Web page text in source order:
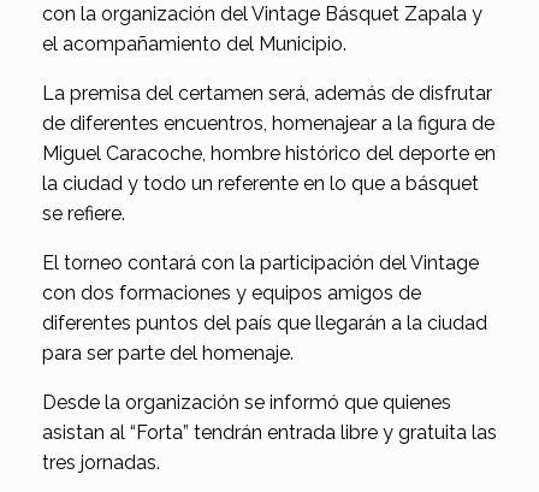
con la organización del Vintage Básquet Zapala y
el acompañamiento del Municipio.
La premisa del certamen será, además de disfrutar
de diferentes encuentros, homenajear a la figura de
Miguel Caracoche, hombre histórico del deporte en
la ciudad y todo un referente en lo que a básquet
se refiere.
El torneo contará con la participación del Vintage
con dos formaciones y equipos amigos de
diferentes puntos del país que llegarán a la ciudad
para ser parte del homenaje.
Desde la organización se informó que quienes
asistan al “Forta” tendrán entrada libre y gratuita las
tres jornadas.